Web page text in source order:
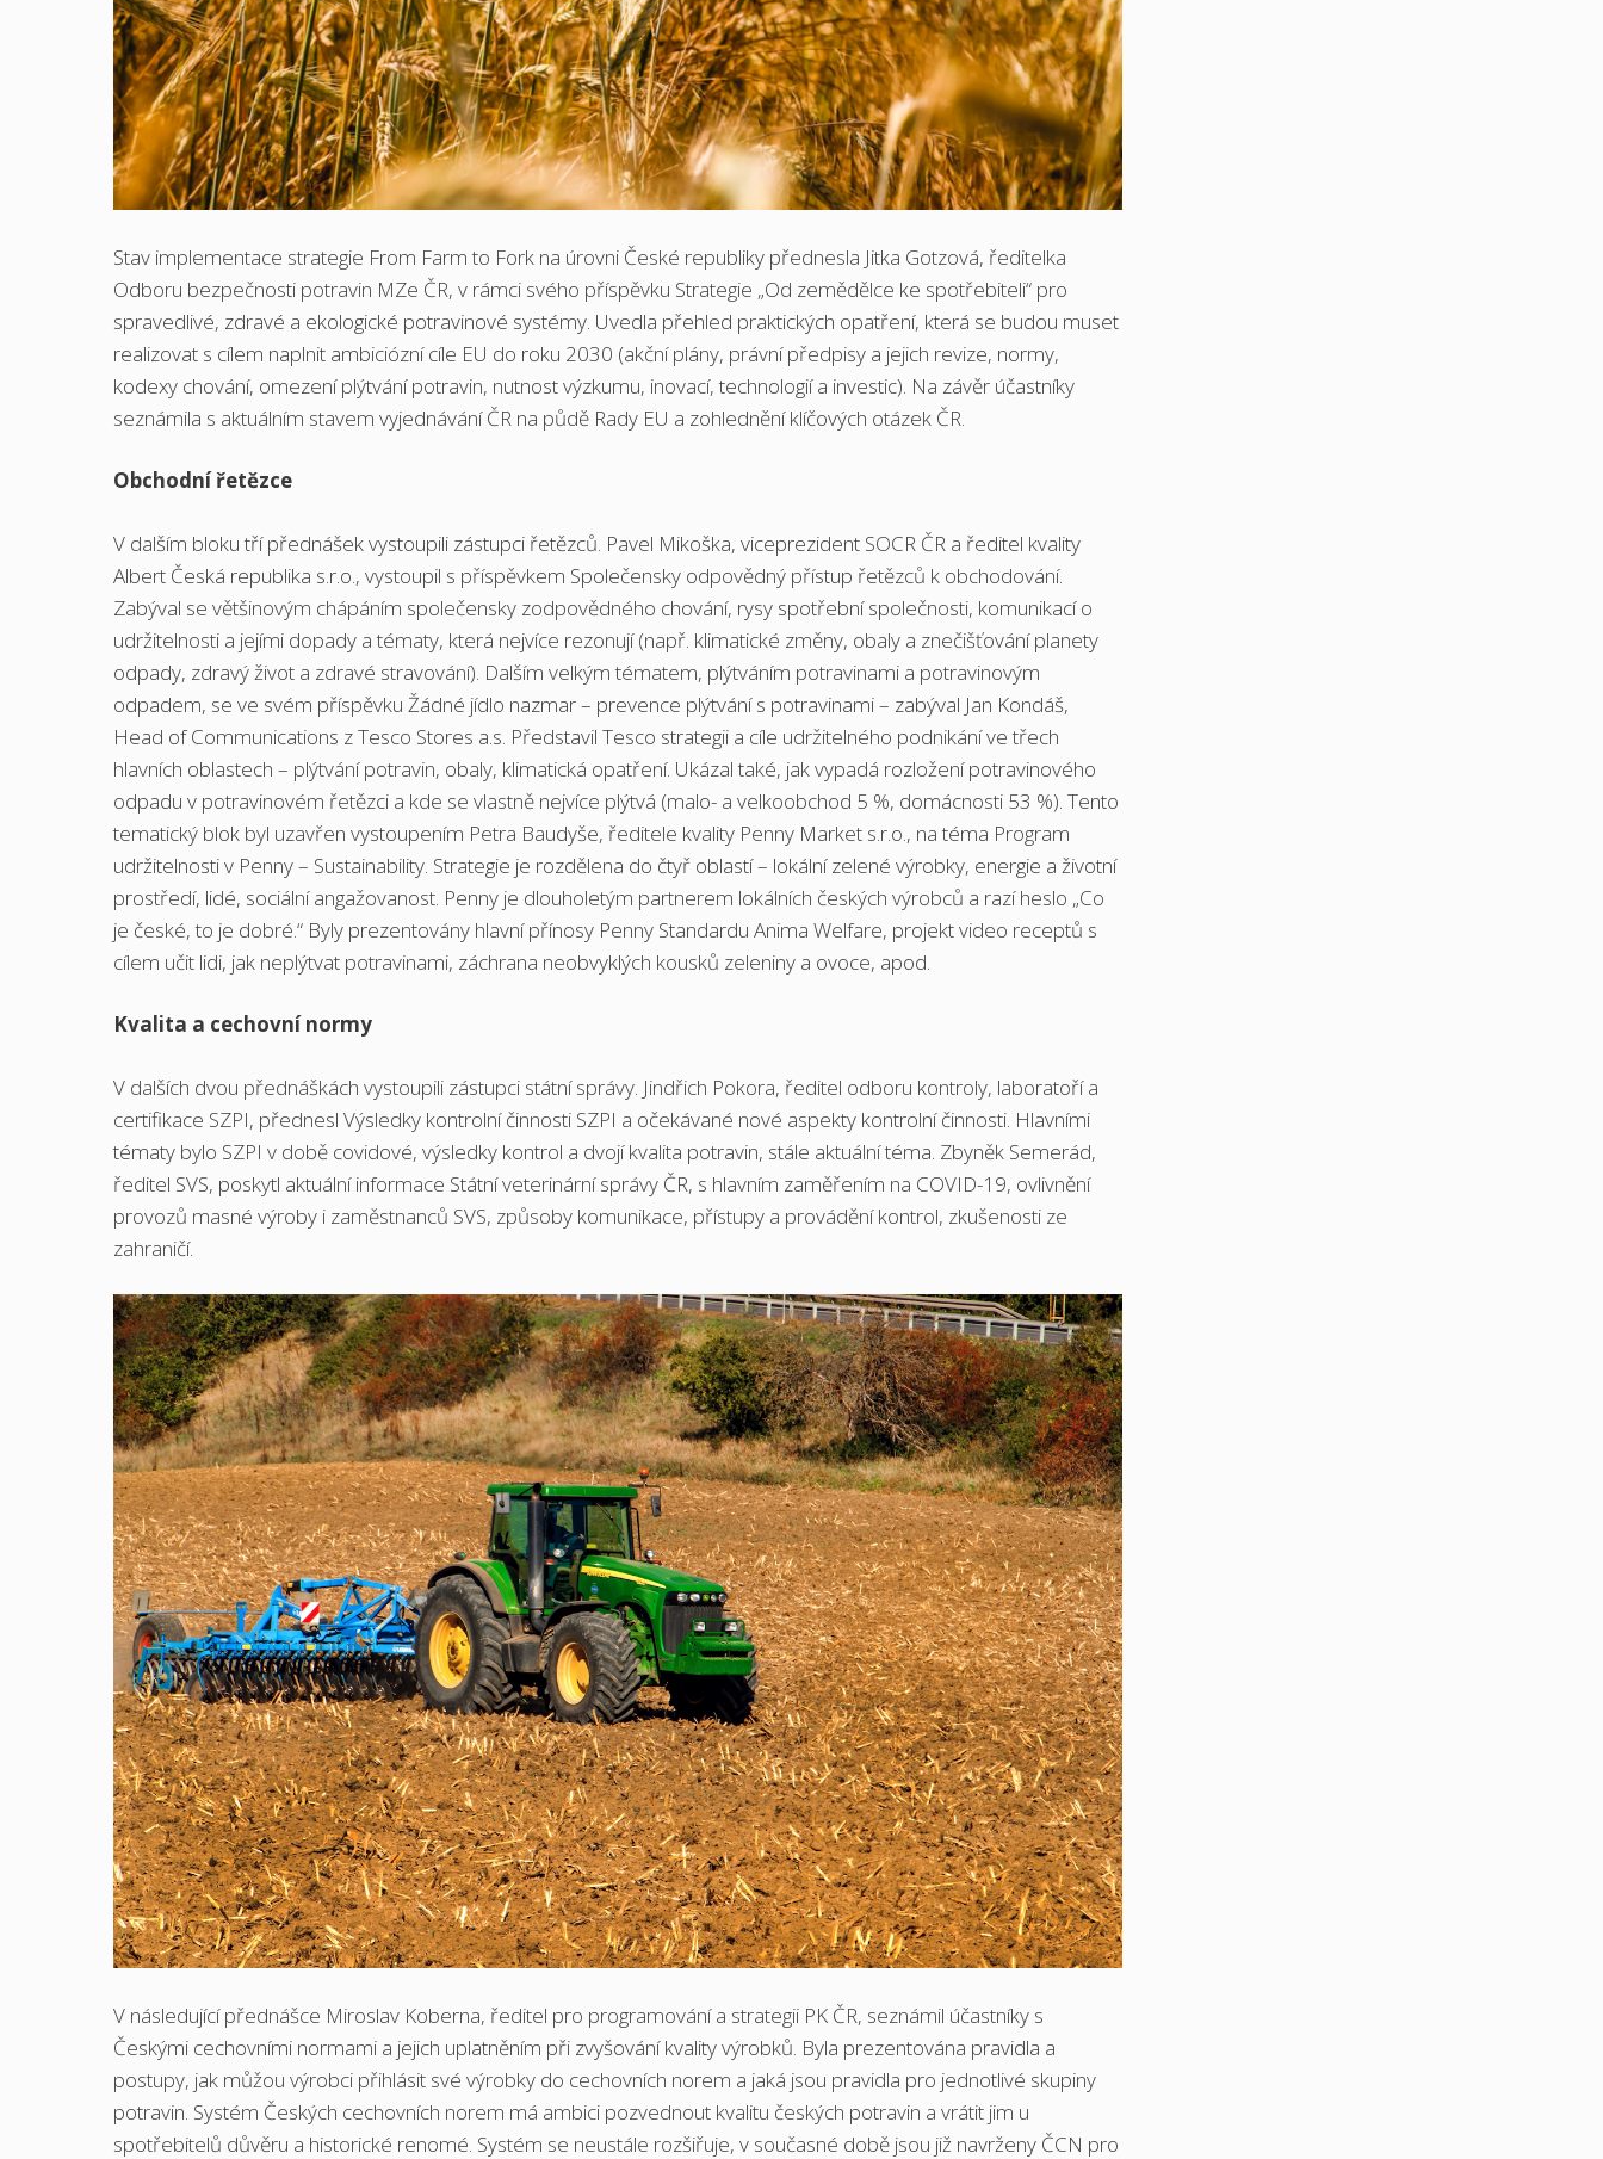
Stav implementace strategie From Farm to Fork na úrovni České republiky přednesla Jitka Gotzová, ředitelka
Odboru bezpečnosti potravin MZe ČR, v rámci svého příspěvku Strategie „Od zemědělce ke spotřebiteli“ pro
spravedlivé, zdravé a ekologické potravinové systémy. Uvedla přehled praktických opatření, která se budou muset
realizovat s cílem naplnit ambiciózní cíle EU do roku 2030 (akční plány, právní předpisy a jejich revize, normy,
kodexy chování, omezení plýtvání potravin, nutnost výzkumu, inovací, technologií a investic). Na závěr účastníky
seznámila s aktuálním stavem vyjednávání ČR na půdě Rady EU a zohlednění klíčových otázek ČR.
Obchodní řetězce
V dalším bloku tří přednášek vystoupili zástupci řetězců. Pavel Mikoška, viceprezident SOCR ČR a ředitel kvality
Albert Česká republika s.r.o., vystoupil s příspěvkem Společensky odpovědný přístup řetězců k obchodování.
Zabýval se většinovým chápáním společensky zodpovědného chování, rysy spotřební společnosti, komunikací o
udržitelnosti a jejími dopady a tématy, která nejvíce rezonují (např. klimatické změny, obaly a znečišťování planety
odpady, zdravý život a zdravé stravování). Dalším velkým tématem, plýtváním potravinami a potravinovým
odpadem, se ve svém příspěvku Žádné jídlo nazmar – prevence plýtvání s potravinami – zabýval Jan Kondáš,
Head of Communications z Tesco Stores a.s. Představil Tesco strategii a cíle udržitelného podnikání ve třech
hlavních oblastech – plýtvání potravin, obaly, klimatická opatření. Ukázal také, jak vypadá rozložení potravinového
odpadu v potravinovém řetězci a kde se vlastně nejvíce plýtvá (malo- a velkoobchod 5 %, domácnosti 53 %). Tento
tematický blok byl uzavřen vystoupením Petra Baudyše, ředitele kvality Penny Market s.r.o., na téma Program
udržitelnosti v Penny – Sustainability. Strategie je rozdělena do čtyř oblastí – lokální zelené výrobky, energie a životní
prostředí, lidé, sociální angažovanost. Penny je dlouholetým partnerem lokálních českých výrobců a razí heslo „Co
je české, to je dobré.“ Byly prezentovány hlavní přínosy Penny Standardu Anima Welfare, projekt video receptů s
cílem učit lidi, jak neplýtvat potravinami, záchrana neobvyklých kousků zeleniny a ovoce, apod.
Kvalita a cechovní normy
V dalších dvou přednáškách vystoupili zástupci státní správy. Jindřich Pokora, ředitel odboru kontroly, laboratoří a
certifikace SZPI, přednesl Výsledky kontrolní činnosti SZPI a očekávané nové aspekty kontrolní činnosti. Hlavními
tématy bylo SZPI v době covidové, výsledky kontrol a dvojí kvalita potravin, stále aktuální téma. Zbyněk Semerád,
ředitel SVS, poskytl aktuální informace Státní veterinární správy ČR, s hlavním zaměřením na COVID-19, ovlivnění
provozů masné výroby i zaměstnanců SVS, způsoby komunikace, přístupy a provádění kontrol, zkušenosti ze
zahraničí.
V následující přednášce Miroslav Koberna, ředitel pro programování a strategii PK ČR, seznámil účastníky s
Českými cechovními normami a jejich uplatněním při zvyšování kvality výrobků. Byla prezentována pravidla a
postupy, jak můžou výrobci přihlásit své výrobky do cechovních norem a jaká jsou pravidla pro jednotlivé skupiny
potravin. Systém Českých cechovních norem má ambici pozvednout kvalitu českých potravin a vrátit jim u
spotřebitelů důvěru a historické renomé. Systém se neustále rozšiřuje, v současné době jsou již navrženy ČCN pro